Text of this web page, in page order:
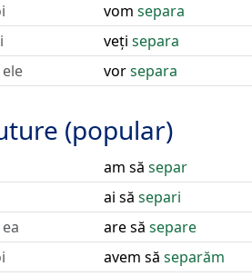
vom separa
veți separa
ele
vorsepara
(popular)
am să separ
ai să separi
are să separe
avem să separăm